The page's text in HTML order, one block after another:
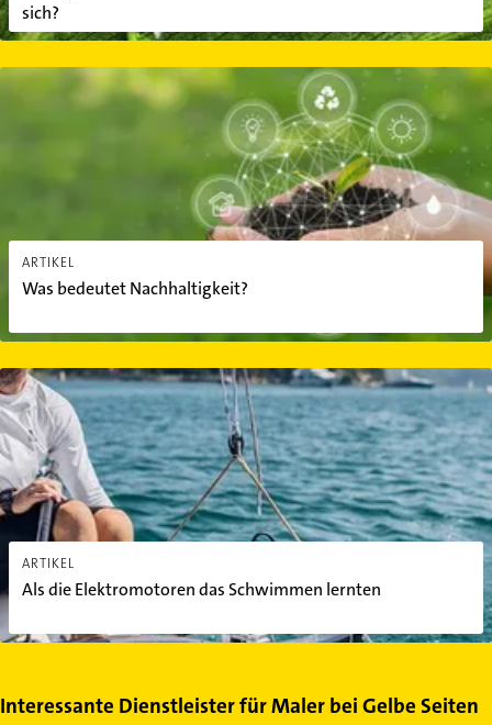
sich?
ARTIKEL
Was bedeutet Nachhaltigkeit?
Was bedeutet Nachhaltigkeit?
ARTIKEL
Als die Elektromotoren das Schwimmen lernten
Als die Elektromotoren das Schwimmen lernten
Interessante Dienstleister für Maler bei Gelbe Seiten